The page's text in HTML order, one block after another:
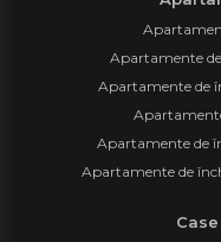
Apartamente
Apartamente de
Apartamente de
Apartamente de